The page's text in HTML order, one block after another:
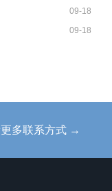
09-18
09-18
多联系方式 →